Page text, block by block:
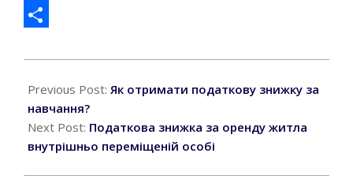
Facebook
06-
27
Previous Post: Як отримати податкову знижку за
навчання?
Next Post: Податкова знижка за оренду житла
внутрішньо переміщеній особі